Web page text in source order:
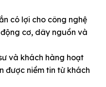
có lợi cho công nghệ
cơ, dây nguồn và
và khách hàng hoạt
được niềm tin từ khách